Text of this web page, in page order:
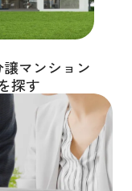
マンション
探す